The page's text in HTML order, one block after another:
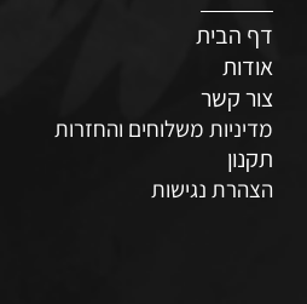
דף הבית
אודות
צור קשר
מדיניות משלוחים והחזרות
תקנון
הצהרת נגישות